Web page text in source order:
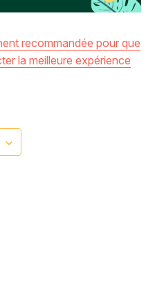
recommandée pour que
la meilleure expérience